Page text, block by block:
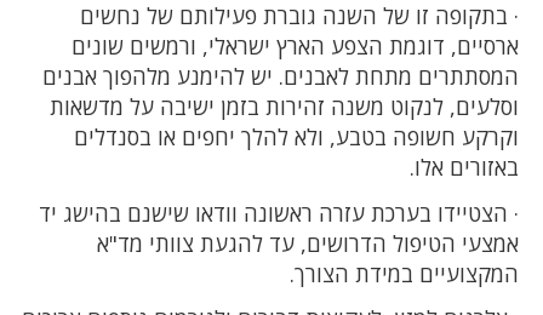
· בתקופה זו של השנה גוברת פעילותם של נחשים
ארסיים, דוגמת הצפע הארץ ישראלי, ורמשים שונים
המסתתרים מתחת לאבנים. יש להימנע מלהפוך אבנים
וסלעים, לנקוט משנה זהירות בזמן ישיבה על מדשאות
וקרקע חשופה בטבע, ולא להלך יחפים או בסנדלים
באזורים אלו.
· הצטיידו בערכת עזרה ראשונה וודאו שישנם בהישג יד
אמצעי הטיפול הדרושים, עד להגעת צוותי מד"א
המקצועיים במידת הצורך.